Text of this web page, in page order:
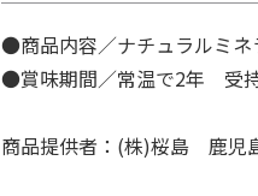
●商品内容／ナチュラルミ
●賞味期間／常温で2年 受
商品提供者：(株)桜島 鹿児